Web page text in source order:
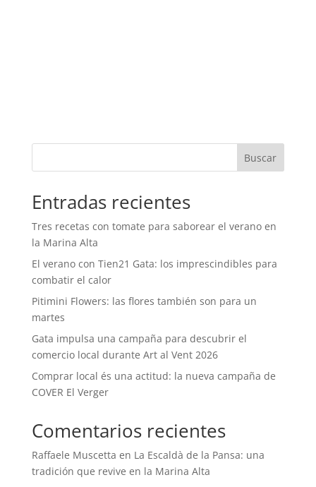
Buscar
Entradas recientes
Tres recetas con tomate para saborear el verano en
la Marina Alta
El verano con Tien21 Gata: los imprescindibles para
combatir el calor
Pitimini Flowers: las flores también son para un
martes
Gata impulsa una campaña para descubrir el
comercio local durante Art al Vent 2026
Comprar local és una actitud: la nueva campaña de
COVER El Verger
Comentarios recientes
Raffaele Muscetta en La Escaldà de la Pansa: una
tradición que revive en la Marina Alta